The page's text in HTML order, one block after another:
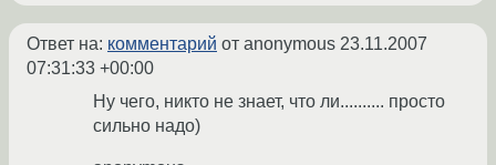
Ответ на: комментарий от anonymous 23.11.2007
07:31:33 +00:00
Ну чего, никто не знает, что ли.......... просто
сильно надо)